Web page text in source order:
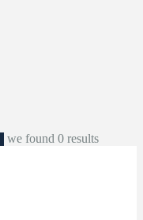
we found 0 results